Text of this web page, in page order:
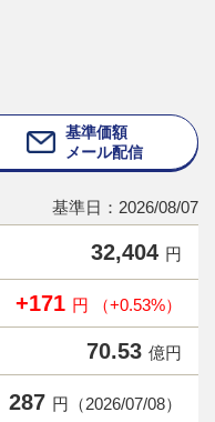
基準価額
メール配信
基準日：2026/08/07
32,404 円
+171 円 （+0.53%）
70.53 億円
287 円（2026/07/08）